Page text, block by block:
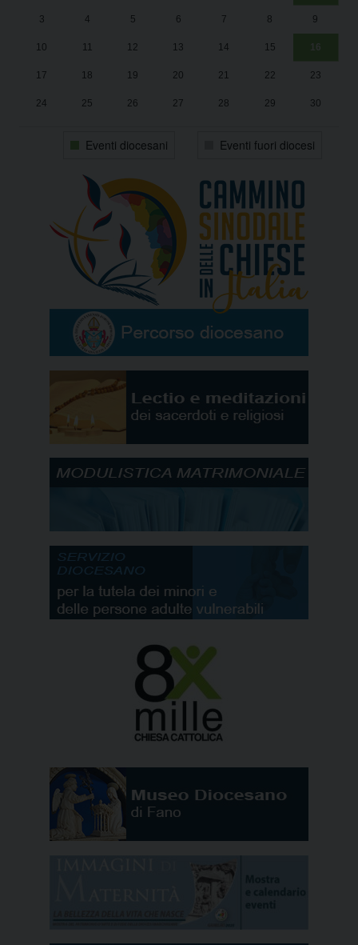
3 4 5 6 7 8 9
10 11 12 13 14 15 16
17 18 19 20 21 22 23
24 25 26 27 28 29 30
Eventi diocesani Eventi fuori diocesi